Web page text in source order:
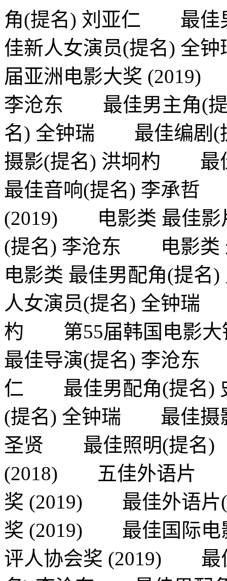
角(提名) 刘亚仁 最佳
佳新人女演员(提名)
届亚洲电影大奖
李沧东 最佳男主角(
名) 全钟瑞 最佳编剧(
摄影(提名) 洪坰杓
最佳音响(提名) 李承哲
(2019) 电影类 最佳
(提名) 李沧东 电影
电影类 最佳男配角(提
人女演员(提名) 全钟瑞
杓 第55届韩国电影
最佳导演(提名) 李沧东
仁 最佳男配角(提名)
(提名) 全钟瑞 最佳摄
圣贤 最佳照明(提名)
(2018) 五佳外语片
奖 (2019) 最佳外语
奖 (2019) 最佳国际
评人协会奖 (2019)